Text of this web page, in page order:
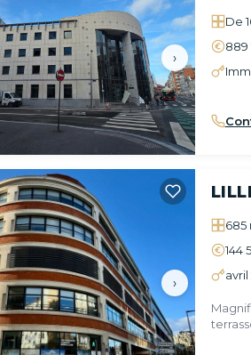
›
De
889
›
685
144
avril